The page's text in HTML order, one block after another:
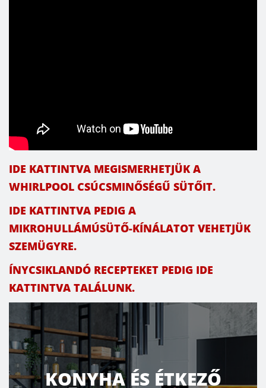
IDE KATTINTVA MEGISMERHETJÜK A
WHIRLPOOL CSÚCSMINŐSÉGŰ SÜTŐIT.
IDE KATTINTVA PEDIG A
MIKROHULLÁMÚSÜTŐ-KÍNÁLATOT VEHETJÜK
SZEMÜGYRE.
ÍNYCSIKLANDÓ RECEPTEKET PEDIG IDE
KATTINTVA TALÁLUNK.
KONYHA ÉS ÉTKEZŐ